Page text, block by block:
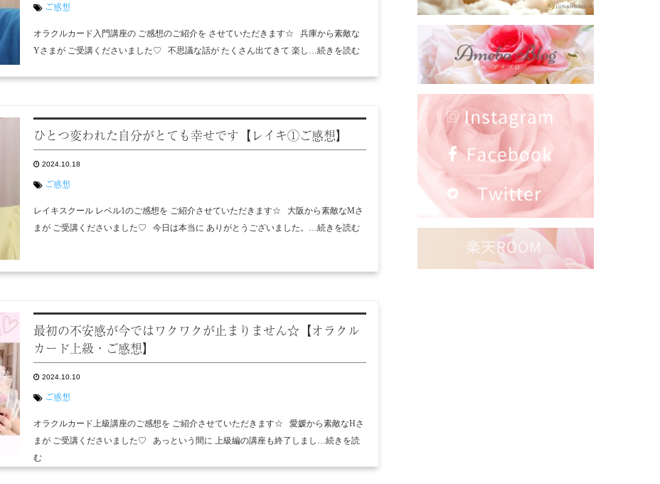
ご感想
オラクルカード入門講座の ご感想のご紹介を させていただきます☆ 兵庫から素敵な
Yさまが ご受講くださいました♡ 不思議な話が たくさん出てきて 楽し…続きを読む
ひとつ変われた自分がとても幸せです【レイキ①ご感想】
2024.10.18
ご感想
レイキスクール レベル1のご感想を ご紹介させていただきます☆ 大阪から素敵なMさ
まが ご受講くださいました♡ 今日は本当に ありがとうございました。…続きを読む
最初の不安感が今ではワクワクが止まりません️☆【オラクル
カード上級・ご感想】
2024.10.10
ご感想
オラクルカード上級講座のご感想を ご紹介させていただきます☆ 愛媛から素敵なHさ
まが ご受講くださいました♡ あっという間に 上級編の講座も終了しまし…続きを読
む